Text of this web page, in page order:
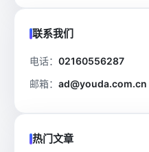
联系我们
电话： 02160556287
邮箱： ad@youda.com.cn
热门文章